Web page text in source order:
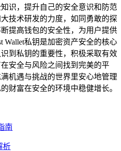
识，提升自己的安全意识和防范
技术研发的力度，如同勇敢的探
提高钱包的安全性，为用户提供
Wallet私钥是加密资产安全的核心
到私钥的重要性，积极采取有效
安全与风险之间找到完美的平
机遇与挑战的世界里安心地管理
财富在安全的环境中稳健增长。
南
析